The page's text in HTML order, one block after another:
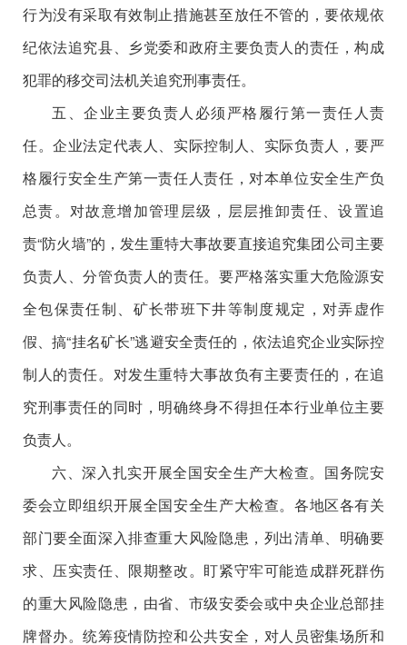
行为没有采取有效制止措施甚至放任不管的，要依规依
纪依法追究县、乡党委和政府主要负责人的责任，构成
犯罪的移交司法机关追究刑事责任。
五、企业主要负责人必须严格履行第一责任人责
任。企业法定代表人、实际控制人、实际负责人，要严
格履行安全生产第一责任人责任，对本单位安全生产负
总责。对故意增加管理层级，层层推卸责任、设置追
责“防火墙”的，发生重特大事故要直接追究集团公司主要
负责人、分管负责人的责任。要严格落实重大危险源安
全包保责任制、矿长带班下井等制度规定，对弄虚作
假、搞“挂名矿长”逃避安全责任的，依法追究企业实际控
制人的责任。对发生重特大事故负有主要责任的，在追
究刑事责任的同时，明确终身不得担任本行业单位主要
负责人。
六、深入扎实开展全国安全生产大检查。国务院安
委会立即组织开展全国安全生产大检查。各地区各有关
部门要全面深入排查重大风险隐患，列出清单、明确要
求、压实责任、限期整改。盯紧守牢可能造成群死群伤
的重大风险隐患，由省、市级安委会或中央企业总部挂
牌督办。统筹疫情防控和公共安全，对人员密集场所和